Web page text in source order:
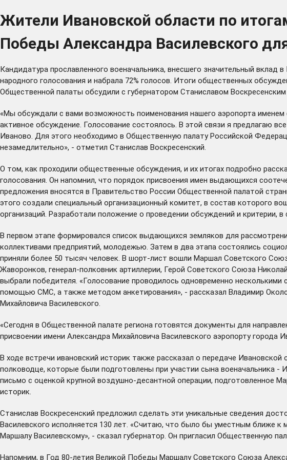
Жители Ивановской области по
Победы Александра Василевского
Кандидатура прославленного военачальника, внесшего значительный
народного голосования и набрала 72% голосов. Итоги общественных
Общественной палаты обсудили с губернатором Станиславом Воскресенским
«Мы обсуждали с вами возможность поименования нашего аэропорта
активное обсуждение. Голосование состоялось. В этой связи я предлагаю
Иваново. Для этого необходимо в Общественную палату Российской
незамедлительно», - отметил Станислав Воскресенский.
О том, как проходили общественные обсуждения, и их итогах подробно
голосования. Он напомнил, что порядок присвоения имен выдающихся
предложения вносятся в Правительство России Общественной палатой
этого создали специальный организационный комитет, в состав которого
организаций. Разработали положение о проведении обсуждений и критерии,
В первом этапе формировался список выдающихся земляков для
коллективами предприятий, молодежью. Затем в два этапа состоялись
приняли более 50 тысяч человек. В шорт-лист вошли Маршал Советского
Жаворонков, генерал-полковник артиллерии, Герой Советского Союза
выбрали победителя. «Голосование проводилось одновременно несколькими
помощью СМС, а также методом анкетирования», - рассказал Владимир
Михайловича Василевского.
«Сегодня в Общественной палате региона готовятся документы для
присвоении имени Александра Михайловича Василевского аэропорту
В ходе встречи ивановский историк также рассказал о передаче Ивановской
полководце, которые были подготовлены при участии сына военачальника -
письмо с оценкой крупной воздушно-десантной операции, подготовленное
историк.
Станислав Воскресенский предложил сделать эти уникальные сведения
Василевского исполняется 130 лет. «Считаю, что было бы уместным ближе
Маршалу Василевскому», - сказал губернатор. Он пригласил Общественную
Напомним, в Год 80-летия Великой Победы Маршалу Советского Союза